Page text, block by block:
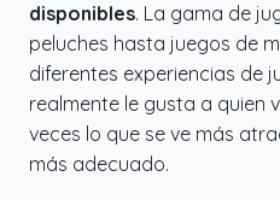
disponibles. La gama de
peluches hasta juegos de
diferentes experiencias de
realmente le gusta a quien
veces lo que se ve más
más adecuado.